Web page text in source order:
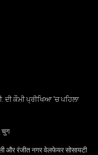
ਕੌਮੀ ਪ੍ਰੀਖਿਆ ‘ਚ ਪਹਿਲਾ
चुग
और रंजीत नगर वेलफेयर सोसायटी